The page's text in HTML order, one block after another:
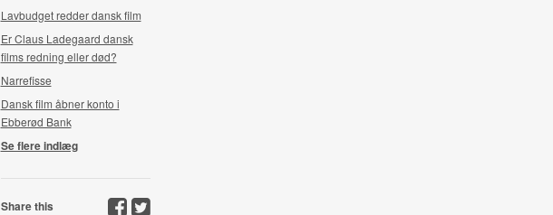
Lavbudget redder dansk film
Er Claus Ladegaard dansk
films redning eller død?
Narrefisse
Dansk film åbner konto i
Ebberød Bank
Se flere indlæg
Share this